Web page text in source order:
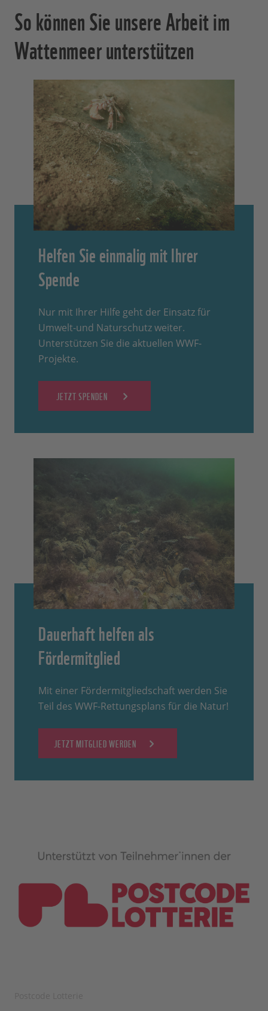
So können Sie unsere Arbeit im
Wattenmeer unterstützen
Helfen Sie einmalig mit Ihrer
Spende
Nur mit Ihrer Hilfe geht der Einsatz für
Umwelt-und Naturschutz weiter.
Unterstützen Sie die aktuellen WWF-
Projekte.
JETZT SPENDEN
Dauerhaft helfen als
Fördermitglied
Mit einer Fördermitgliedschaft werden Sie
Teil des WWF-Rettungsplans für die Natur!
JETZT MITGLIED WERDEN